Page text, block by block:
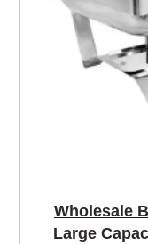
Wholesale
Large